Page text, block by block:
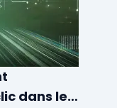
dans le